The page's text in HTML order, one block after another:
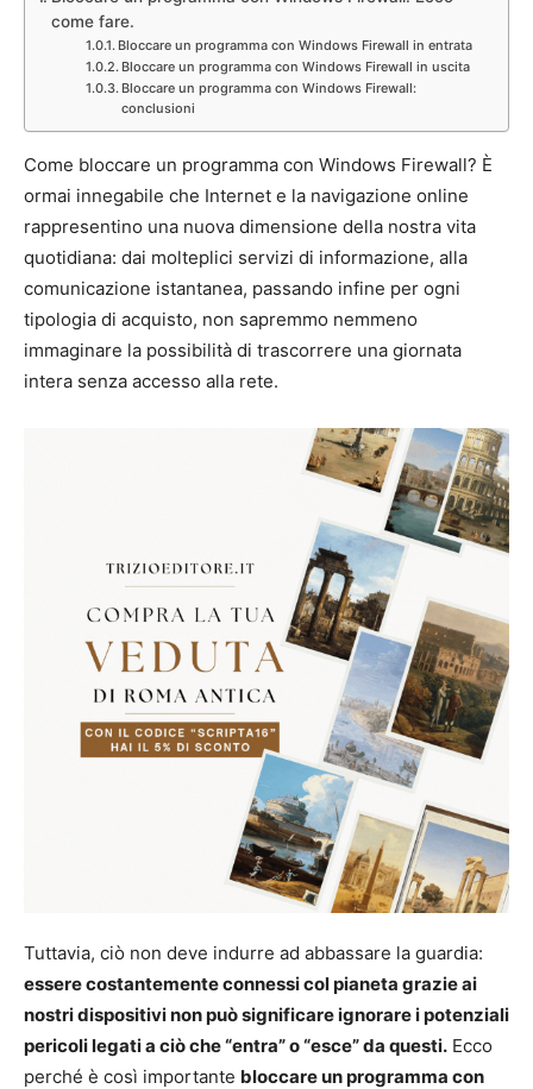
come fare.
Bloccare un programma con Windows Firewall in entrata
Bloccare un programma con Windows Firewall in uscita
Bloccare un programma con Windows Firewall:
conclusioni
Come bloccare un programma con Windows Firewall? È
ormai innegabile che Internet e la navigazione online
rappresentino una nuova dimensione della nostra vita
quotidiana: dai molteplici servizi di informazione, alla
comunicazione istantanea, passando infine per ogni
tipologia di acquisto, non sapremmo nemmeno
immaginare la possibilità di trascorrere una giornata
intera senza accesso alla rete.
Tuttavia, ciò non deve indurre ad abbassare la guardia:
essere costantemente connessi col pianeta grazie ai
nostri dispositivi non può significare ignorare i potenziali
pericoli legati a ciò che “entra” o “esce” da questi. Ecco
perché è così importante bloccare un programma con